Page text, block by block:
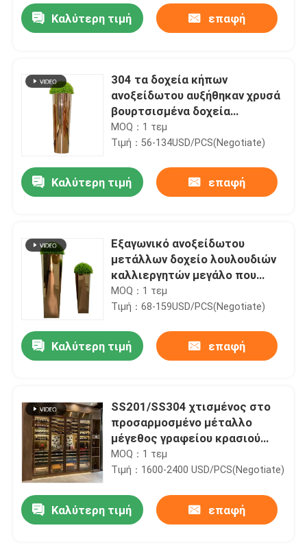
Σπίτι
Προϊόντα
Σχετικά με εμάς
Καλύτερη τιμή επαφή
304 τα δοχεία κήπων
ανοξείδωτου αυξήθηκαν χρυσά
βουρτσισμένα δοχεία
χαλυβουργείου
MOQ：1 τεμ
Τιμή：56-134USD/PCS(Negotiate)
Καλύτερη τιμή επαφή
Εξαγωνικό ανοξείδωτου
μετάλλων δοχείο λουλουδιών
καλλιεργητών μεγάλο που
πετά την τεχνολογία
MOQ：1 τεμ
Τιμή：68-159USD/PCS(Negotiate)
Καλύτερη τιμή επαφή
SS201/SS304 χτισμένος στο
προσαρμοσμένο μέταλλο
μέγεθος γραφείου κρασιού
τοίχων
MOQ：1 τεμ
Τιμή：1600-2400 USD/PCS(Negotiate)
Καλύτερη τιμή επαφή